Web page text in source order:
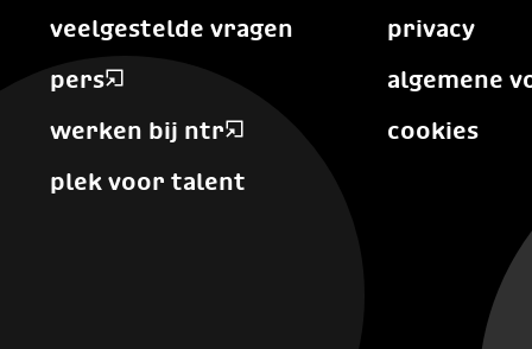
veelgestelde vragen
pers
werken bij ntr
plek voor talent
privacy
algemene
cookies